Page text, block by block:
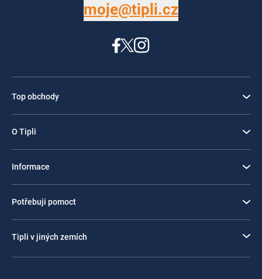
moje@tipli.cz
Top obchody
O Tipli
Informace
Potřebuji pomoct
Tipli v jiných zemích